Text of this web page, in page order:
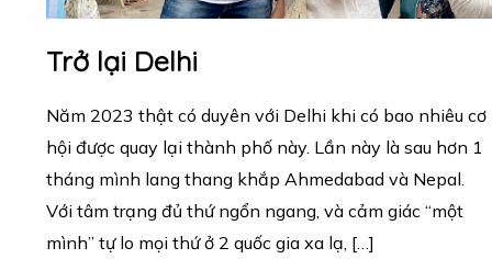
Trở lại Delhi
Năm 2023 thật có duyên với Delhi khi có bao nhiêu cơ
hội được quay lại thành phố này. Lần này là sau hơn 1
tháng mình lang thang khắp Ahmedabad và Nepal.
Với tâm trạng đủ thứ ngổn ngang, và cảm giác “một
mình” tự lo mọi thứ ở 2 quốc gia xa lạ, […]